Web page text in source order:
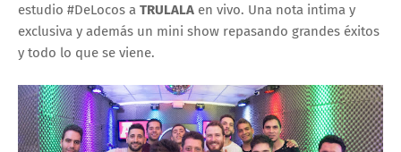
estudio #DeLocos a TRULALA en vivo. Una nota intima y
exclusiva y además un mini show repasando grandes éxitos
y todo lo que se viene.